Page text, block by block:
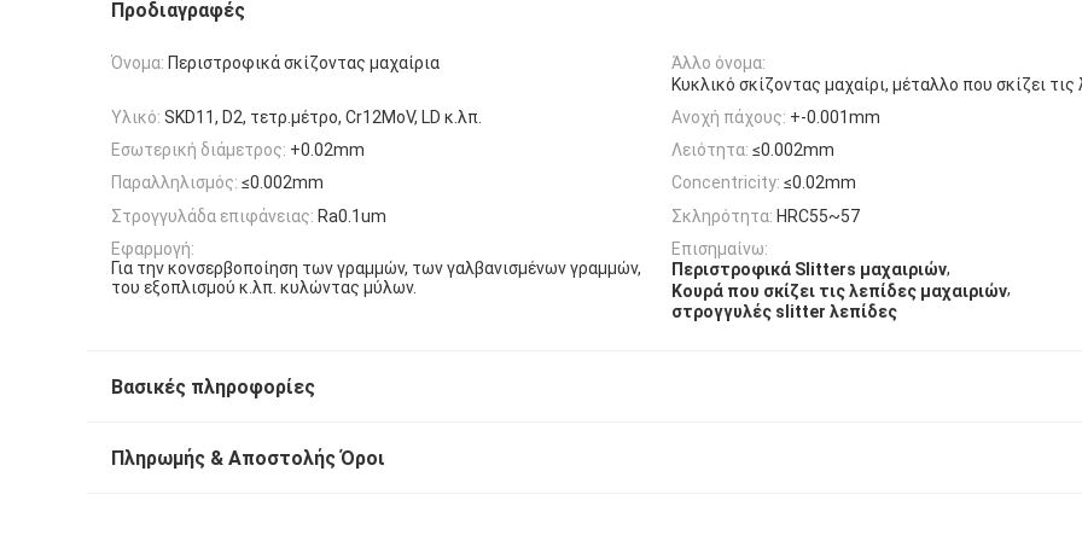
Προδιαγραφές
Όνομα: Περιστροφικά σκίζοντας μαχαίρια
Άλλο όνομα:
Κυκλικό σκίζοντας μαχαίρι, μέταλλο που σκίζει τις
Υλικό: SKD11, D2, τετρ.μέτρο, Cr12MoV, LD κ.λπ. Ανοχή πάχους: +-0.001mm
Εσωτερική διάμετρος: +0.02mm Λειότητα: ≤0.002mm
Παραλληλισμός: ≤0.002mm Concentricity: ≤0.02mm
Στρογγυλάδα επιφάνειας: Ra0.1um Σκληρότητα: HRC55~57
Εφαρμογή:
Για την κονσερβοποίηση των γραμμών, των γαλβανισμένων γραμμών,
του εξοπλισμού κ.λπ. κυλώντας μύλων.
Επισημαίνω:
Περιστροφικά Slitters μαχαιριών,
Κουρά που σκίζει τις λεπίδες μαχαιριών,
στρογγυλές slitter λεπίδες
Βασικές πληροφορίες
Πληρωμής & Αποστολής Όροι